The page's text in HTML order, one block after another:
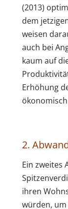
(2013)
dem
weisen
auch bei
kaum auf
Erhöhung
2.
Ein zweites
ihren
würden,